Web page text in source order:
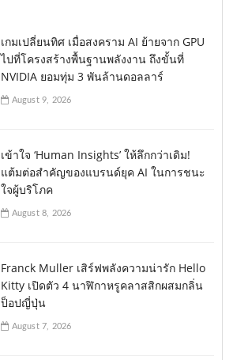
เกมเปลี่ยนทิศ เมื่อสงคราม AI ย้ายจาก GPU
ไปที่โครงสร้างพื้นฐานพลังงาน ถึงขั้นที่
NVIDIA ยอมทุ่ม 3 พันล้านดอลลาร์
August 9, 2026
เข้าใจ ‘Human Insights’ ให้ลึกกว่าเดิม!
แต้มต่อสำคัญของแบรนด์ยุค AI ในการชนะ
ใจผู้บริโภค
August 8, 2026
Franck Muller เสิร์ฟพลังความน่ารัก Hello
Kitty เปิดตัว 4 นาฬิกาหรูคลาสสิกผสมกลิ่น
ป็อปญี่ปุ่น
August 7, 2026